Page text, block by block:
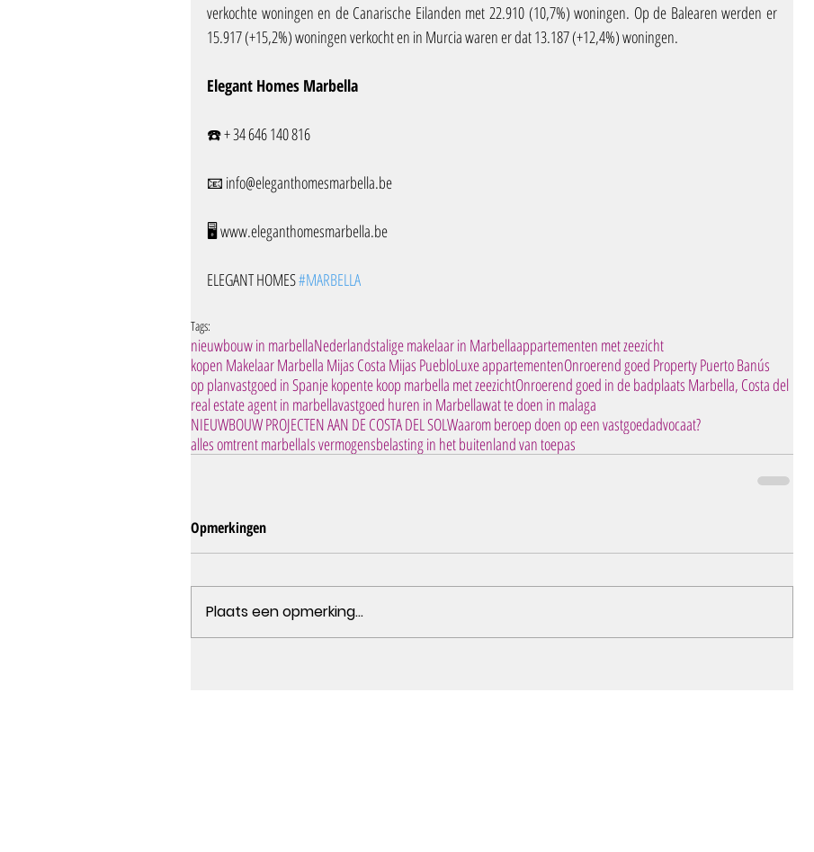
verkochte woningen en de Canarische Eilanden met 22.910 (10,7%) woningen. Op de Balearen werden er
15.917 (+15,2%) woningen verkocht en in Murcia waren er dat 13.187 (+12,4%) woningen.
Elegant Homes Marbella
☎️ + 34 646 140 816
📧 info@eleganthomesmarbella.be
🖥️ www.eleganthomesmarbella.be
ELEGANT HOMES #MARBELLA
Tags:
nieuwbouw in marbellaNederlandstalige makelaar in Marbellaappartementen met zeezicht
kopen Makelaar Marbella Mijas Costa Mijas PuebloLuxe appartementenOnroerend goed Property Puerto Banús
op planvastgoed in Spanje kopente koop marbella met zeezichtOnroerend goed in de badplaats Marbella, Costa del
real estate agent in marbellavastgoed huren in Marbellawat te doen in malaga
NIEUWBOUW PROJECTEN AAN DE COSTA DEL SOLWaarom beroep doen op een vastgoedadvocaat?
alles omtrent marbellaIs vermogensbelasting in het buitenland van toepas
Opmerkingen
Plaats een opmerking...